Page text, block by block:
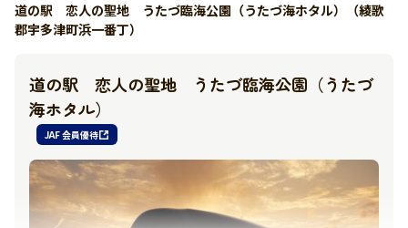
詳しく見る
087-845-6080
https://www.genpei-mure.jp/
道の駅 恋人の聖地 うたづ臨海公園（うたづ海ホタル）（綾歌
郡宇多津町浜一番丁）
道の駅 恋人の聖地 うたづ臨海公園（うたづ
海ホタル）
JAF 会員優待